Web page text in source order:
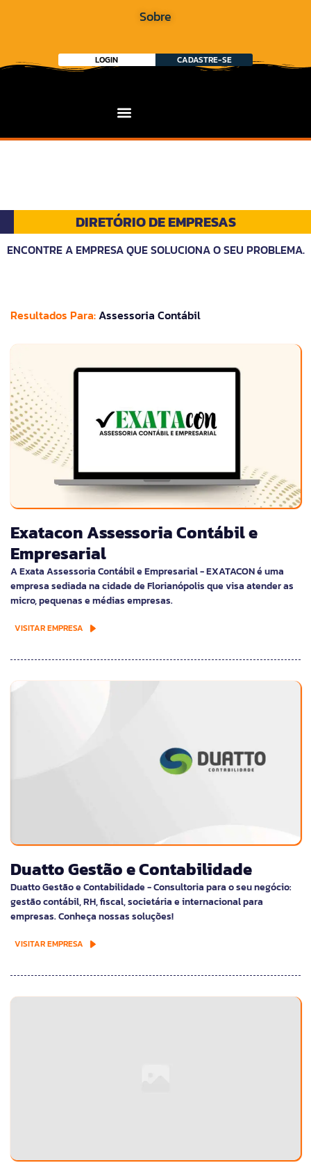
Sobre
LOGIN CADASTRE-SE
DIRETÓRIO DE EMPRESAS
ENCONTRE A EMPRESA QUE SOLUCIONA O SEU PROBLEMA.
Resultados Para:Assessoria Contábil
Exatacon Assessoria Contábil e
Empresarial
A Exata Assessoria Contábil e Empresarial - EXATACON é uma
empresa sediada na cidade de Florianópolis que visa atender as
micro, pequenas e médias empresas.
VISITAR EMPRESA
Duatto Gestão e Contabilidade
Duatto Gestão e Contabilidade - Consultoria para o seu negócio:
gestão contábil, RH, fiscal, societária e internacional para
empresas. Conheça nossas soluções!
VISITAR EMPRESA